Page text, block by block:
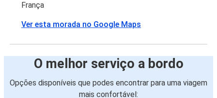
França
Ver esta morada no Google Maps
O melhor serviço a bordo
Opções disponíveis que podes encontrar para uma viagem
mais confortável: